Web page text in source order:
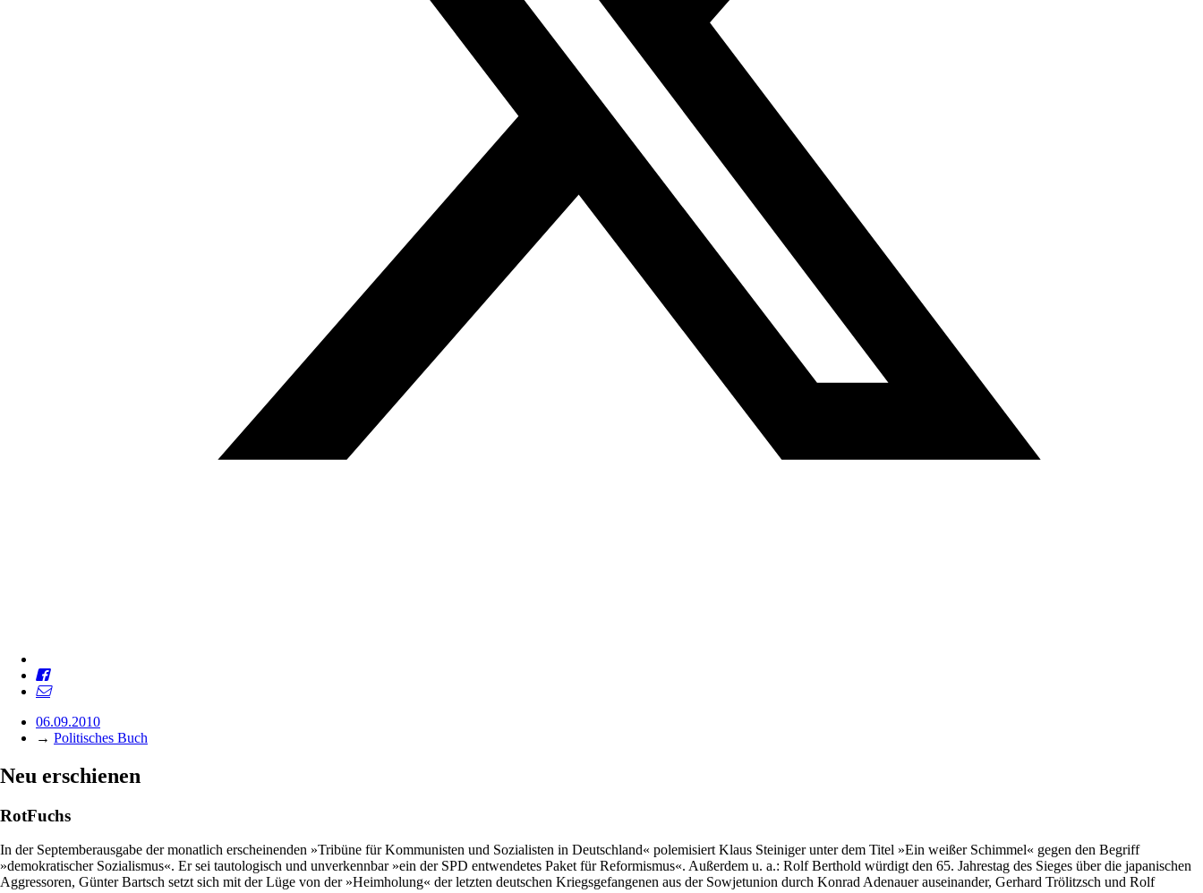
06.09.2010
→ Politisches Buch
Neu erschienen
RotFuchs
In der Septemberausgabe der monatlich erscheinenden »Tribüne für Kommunisten und Sozialisten in Deutschland« polemisiert Klaus Steiniger unter dem Titel »Ein weißer Schimmel« gegen den Begriff
»demokratischer Sozialismus«. Er sei tautologisch und unverkennbar »ein der SPD entwendetes Paket für Reformismus«. Außerdem u. a.: Rolf Berthold würdigt den 65. Jahrestag des Sieges über die japanischen
Aggressoren, Günter Bartsch setzt sich mit der Lüge von der »Heimholung« der letzten deutschen Kriegsgefangenen aus der Sowjetunion durch Konrad Adenauer auseinander, Gerhard Trölitzsch und Rolf